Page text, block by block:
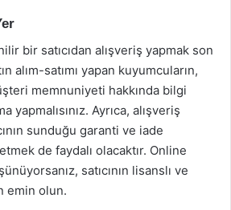
bir satıcıdan alışveriş yapmak son
alım-satımı yapan kuyumcuların,
memnuniyeti hakkında bilgi
yapmalısınız. Ayrıca, alışveriş
sunduğu garanti ve iade
de faydalı olacaktır. Online
satıcının lisanslı ve
emin olun.